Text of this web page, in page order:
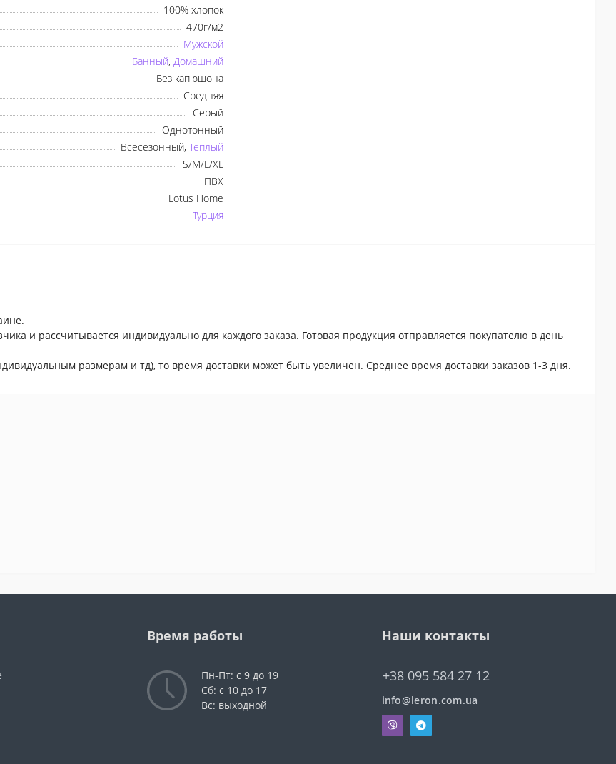
100% хлопок
470г/м2
Мужской
Банный,Домашний
Без капюшона
Средняя
Серый
Однотонный
Всесезонный,Теплый
S/М/L/XL
ПВХ
Lotus Home
Турция
и рассчитывается индивидуально для каждого заказа. Готовая продукция отправляется покупателю в день
размерам и тд), то время доставки может быть увеличен. Среднее время доставки заказов 1-3 дня.
Время работы
Пн-Пт: с 9 до 19
Сб: с 10 до 17
Вс: выходной
Наши контакты
+38 095 584 27 12
info@leron.com.ua